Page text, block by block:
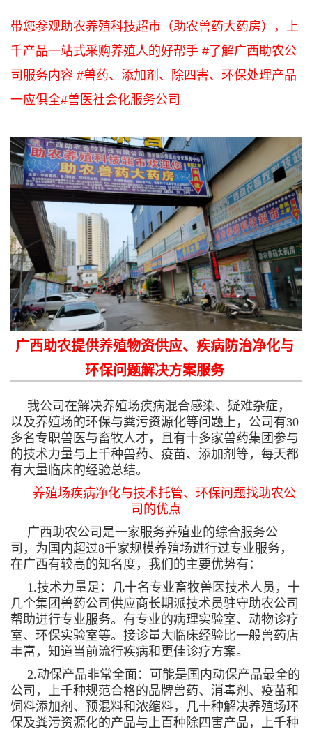
带您参观助农养殖科技超市（助农兽药大药房），上
千产品一站式采购养殖人的好帮手 #了解广西助农公
司服务内容 #兽药、添加剂、除四害、环保处理产品
一应俱全#兽医社会化服务公司
广西助农提供养殖物资供应、疾病防治净化与
环保问题解决方案服务
我公司在解决养殖场疾病混合感染、疑难杂症，
以及养殖场的环保与粪污资源化等问题上，公司有30
多名专职兽医与畜牧人才，且有十多家兽药集团参与
的技术力量与上千种兽药、疫苗、添加剂等，每天都
有大量临床的经验总结。
养殖场疾病净化与技术托管、环保问题找助农公
司的优点
广西助农公司是一家服务养殖业的综合服务公
司，为国内超过8千家规模养殖场进行过专业服务，
在广西有较高的知名度，我们的主要优势有：
1.技术力量足：几十名专业畜牧兽医技术人员，十
几个集团兽药公司供应商长期派技术员驻守助农公司
帮助进行专业服务。有专业的病理实验室、动物诊疗
室、环保实验室等。接诊量大临床经验比一般兽药店
丰富，知道当前流行疾病和更佳诊疗方案。
2.动保产品非常全面：可能是国内动保产品最全的
公司，上千种规范合格的品牌兽药、消毒剂、疫苗和
饲料添加剂、预混料和浓缩料，几十种解决养殖场环
保及粪污资源化的产品与上百种除四害产品，上千种